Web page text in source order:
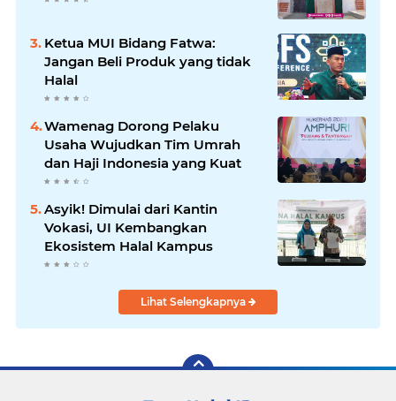
Ketua MUI Bidang Fatwa:
Jangan Beli Produk yang tidak
Halal
Wamenag Dorong Pelaku
Usaha Wujudkan Tim Umrah
dan Haji Indonesia yang Kuat
Asyik! Dimulai dari Kantin
Vokasi, UI Kembangkan
Ekosistem Halal Kampus
Lihat Selengkapnya